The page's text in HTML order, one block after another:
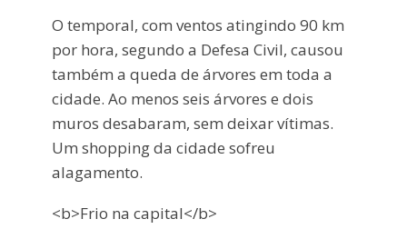
O temporal, com ventos atingindo 90 km
por hora, segundo a Defesa Civil, causou
também a queda de árvores em toda a
cidade. Ao menos seis árvores e dois
muros desabaram, sem deixar vítimas.
Um shopping da cidade sofreu
alagamento.
<b>Frio na capital</b>